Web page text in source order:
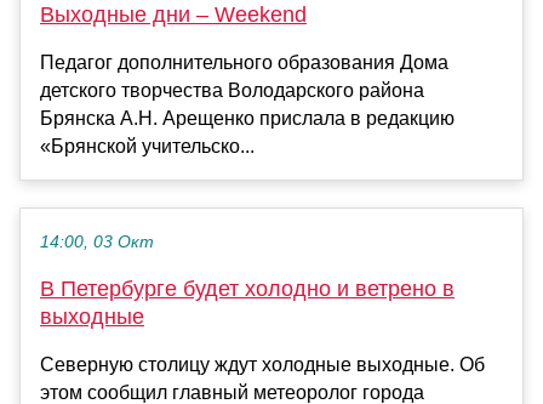
Выходные дни – Weekend
Педагог дополнительного образования Дома
детского творчества Володарского района
Брянска А.Н. Арещенко прислала в редакцию
«Брянской учительско...
14:00, 03 Окт
В Петербурге будет холодно и ветрено в
выходные
Северную столицу ждут холодные выходные. Об
этом сообщил главный метеоролог города